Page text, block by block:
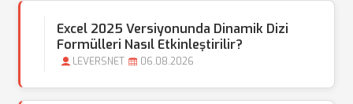
Excel 2025 Versiyonunda Dinamik Dizi
Formülleri Nasıl Etkinleştirilir?
LEVERSNET 06.08.2026